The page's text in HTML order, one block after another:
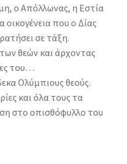
ο Απόλλωνας, η Εστία
οικογένεια που ο Δίας
σε τάξη.
θεών και άρχοντας
του…
Ολύμπιους θεούς.
και όλα τους τα
στο οπισθόφυλλο του